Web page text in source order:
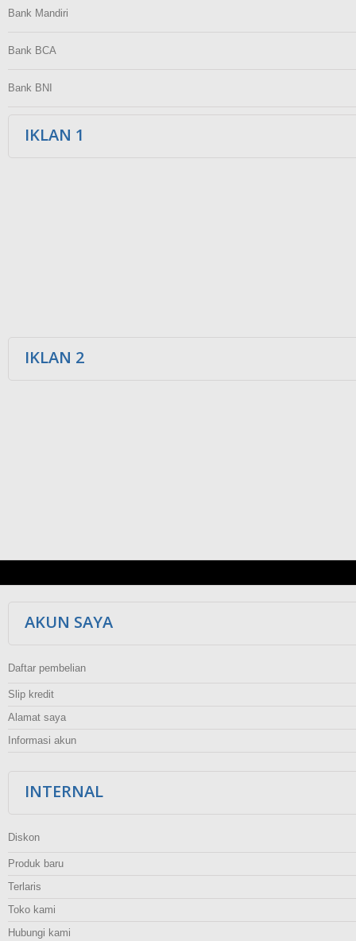
Bank Mandiri
Bank BCA
Bank BNI
IKLAN 1
IKLAN 2
AKUN SAYA
Daftar pembelian
Slip kredit
Alamat saya
Informasi akun
INTERNAL
Diskon
Produk baru
Terlaris
Toko kami
Hubungi kami